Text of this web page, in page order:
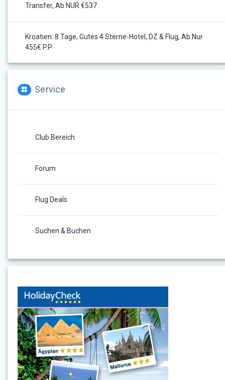
Transfer, Ab NUR €537
Kroatien: 8 Tage, Gutes 4 Sterne-Hotel, DZ & Flug, Ab Nur
455€ P.P.
Service
Club Bereich
Forum
Flug Deals
Suchen & Buchen